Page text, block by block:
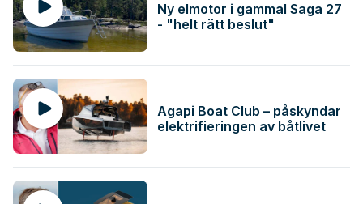
Ny elmotor i gammal Saga 27
- "helt rätt beslut"
Agapi Boat Club – påskyndar
elektrifieringen av båtlivet